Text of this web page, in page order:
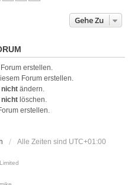
Gehe Zu
erstellen.
Forum erstellen.
nicht ändern.
nicht löschen.
erstellen.
Alle Zeiten sind UTC+01:00